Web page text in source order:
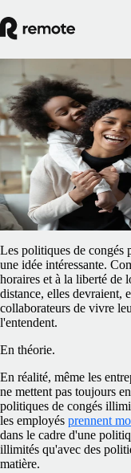
Blog/RH à l’international
Comment gérer
payés illimités
ByBarbara
Les politiques de congés
une idée intéressante.
horaires et à la liberté de
distance, elles devraient,
collaborateurs de vivre
l'entendent.
En théorie.
En réalité, même les
ne mettent pas toujours
politiques de congés
les employés prennent
dans le cadre d'une
illimités qu'avec des
matière.